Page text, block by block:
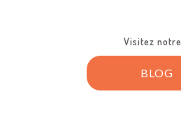
Visitez notre
BLOG